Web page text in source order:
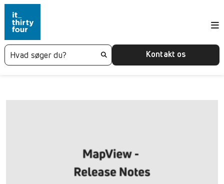
Kontakt os